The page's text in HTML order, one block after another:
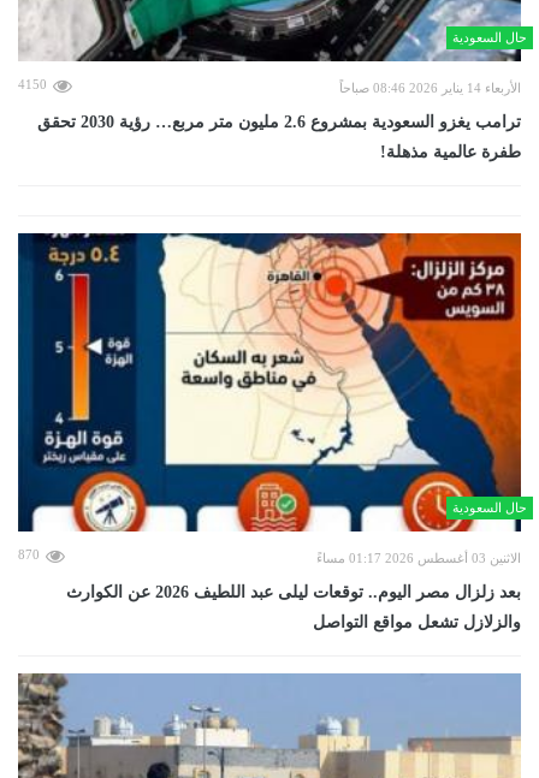
حال السعودية
الأربعاء 14 يناير 2026 08:46 صباحاً 4150
ترامب يغزو السعودية بمشروع 2.6 مليون متر مربع… رؤية 2030 تحقق
طفرة عالمية مذهلة!
حال السعودية
الاثنين 03 أغسطس 2026 01:17 مساءً 870
بعد زلزال مصر اليوم.. توقعات ليلى عبد اللطيف 2026 عن الكوارث
والزلازل تشعل مواقع التواصل